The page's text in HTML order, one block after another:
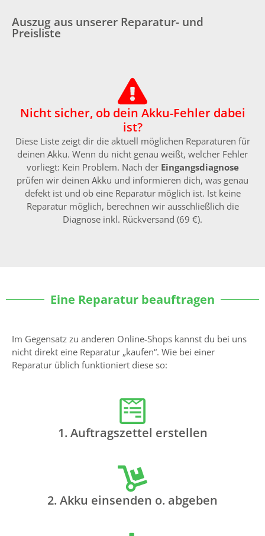
Auszug aus unserer Reparatur- und
Preisliste
Nicht sicher, ob dein Akku-Fehler dabei
ist?
Diese Liste zeigt dir die aktuell möglichen Reparaturen für
deinen Akku. Wenn du nicht genau weißt, welcher Fehler
vorliegt: Kein Problem. Nach der Eingangsdiagnose
prüfen wir deinen Akku und informieren dich, was genau
defekt ist und ob eine Reparatur möglich ist. Ist keine
Reparatur möglich, berechnen wir ausschließlich die
Diagnose inkl. Rückversand (69 €).
Eine Reparatur beauftragen
Im Gegensatz zu anderen Online-Shops kannst du bei uns
nicht direkt eine Reparatur „kaufen“. Wie bei einer
Reparatur üblich funktioniert diese so:
1. Auftragszettel erstellen
2. Akku einsenden o. abgeben